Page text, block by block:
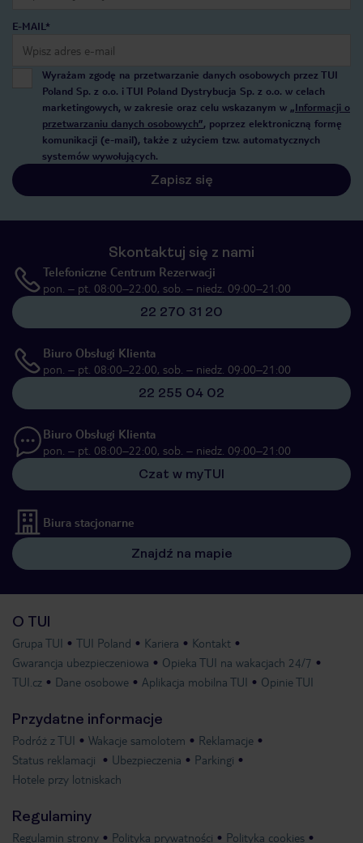
E-MAIL*
Wyrażam zgodę na przetwarzanie danych osobowych przez TUI
Poland Sp. z o.o. i TUI Poland Dystrybucja Sp. z o.o. w celach
marketingowych, w zakresie oraz celu wskazanym w „Informacji o
przetwarzaniu danych osobowych”, poprzez elektroniczną formę
komunikacji (e-mail), także z użyciem tzw. automatycznych
systemów wywołujących.
Zapisz się
Skontaktuj się z nami
Telefoniczne Centrum Rezerwacji
pon. – pt. 08:00–22:00, sob. – niedz. 09:00–21:00
22 270 31 20
Biuro Obsługi Klienta
pon. – pt. 08:00–22:00, sob. – niedz. 09:00–21:00
22 255 04 02
Biuro Obsługi Klienta
pon. – pt. 08:00–22:00, sob. – niedz. 09:00–21:00
Czat w myTUI
Biura stacjonarne
Znajdź na mapie
O TUI
Grupa TUI TUI Poland Kariera
Kontakt
Gwarancja ubezpieczeniowa
Opieka TUI na wakacjach 24/7
TUI.cz
Dane osobowe Aplikacja mobilna TUI Opinie TUI
Przydatne informacje
Podróż z TUI Wakacje samolotem
Reklamacje
Status reklamacji
Ubezpieczenia
Parkingi
Hotele przy lotniskach
Regulaminy
Regulamin strony Polityka prywatności Polityka cookies